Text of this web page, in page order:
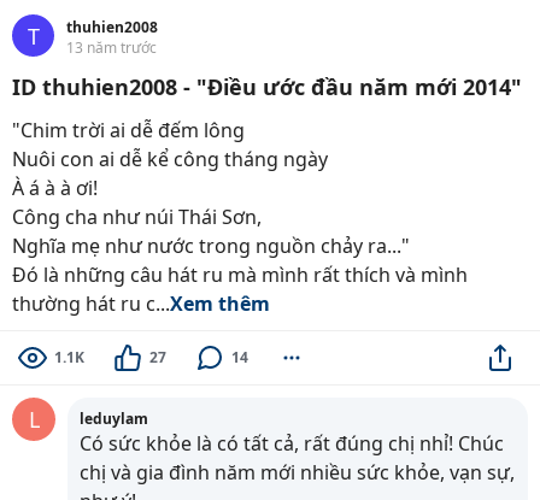
T
thuhien2008
13 năm trước
ID thuhien2008 - "Điều ước đầu năm mới 2014"
"Chim trời ai dễ đếm lông
Nuôi con ai dễ kể công tháng ngày
À á à à ơi!
Công cha như núi Thái Sơn,
Nghĩa mẹ như nước trong nguồn chảy ra..."
Đó là những câu hát ru mà mình rất thích và mình
thường hát ru c...Xem thêm
1.1K 27 14
L leduylam
Có sức khỏe là có tất cả, rất đúng chị nhỉ! Chúc
chị và gia đình năm mới nhiều sức khỏe, vạn sự,